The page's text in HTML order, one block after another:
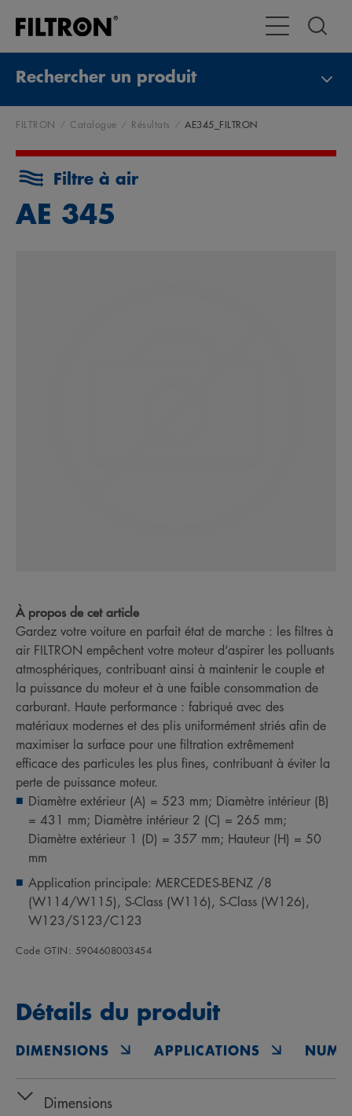
Toggle
Rechercher un produit
FILTRON Catalogue Résultats AE345_FILTRON
Filtre à air
AE 345
À propos de cet article
Gardez votre voiture en parfait état de marche : les filtres à
air FILTRON empêchent votre moteur d’aspirer les polluants
atmosphériques, contribuant ainsi à maintenir le couple et
la puissance du moteur et à une faible consommation de
carburant. Haute performance : fabriqué avec des
matériaux modernes et des plis uniformément striés afin de
maximiser la surface pour une filtration extrêmement
efficace des particules les plus fines, contribuant à éviter la
perte de puissance moteur.
Diamètre extérieur (A) = 523 mm; Diamètre intérieur (B)
= 431 mm; Diamètre intérieur 2 (C) = 265 mm;
Diamètre extérieur 1 (D) = 357 mm; Hauteur (H) = 50
mm
Application principale: MERCEDES-BENZ /8
(W114/W115), S-Class (W116), S-Class (W126),
W123/S123/C123
Code GTIN: 5904608003454
Détails du produit
DIMENSIONS APPLICATIONS
Dimensions